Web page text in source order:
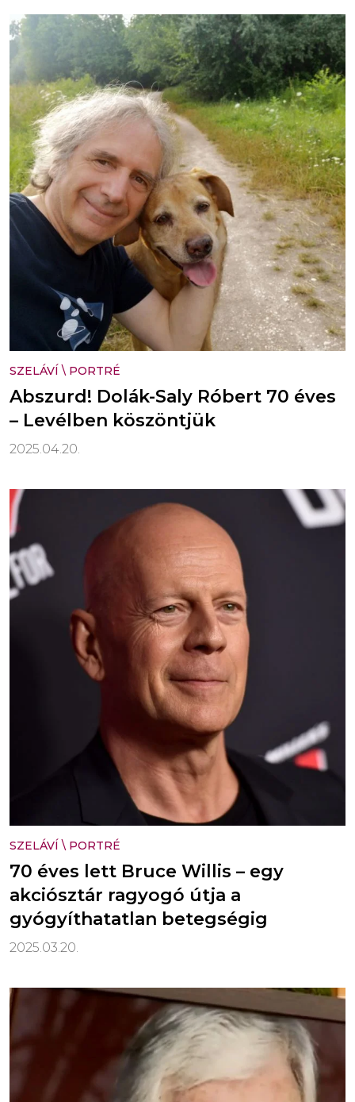
SZELÁVÍ \ PORTRÉ
Abszurd! Dolák-Saly Róbert 70 éves
– Levélben köszöntjük
2025.04.20.
SZELÁVÍ \ PORTRÉ
70 éves lett Bruce Willis – egy
akciósztár ragyogó útja a
gyógyíthatatlan betegségig
2025.03.20.